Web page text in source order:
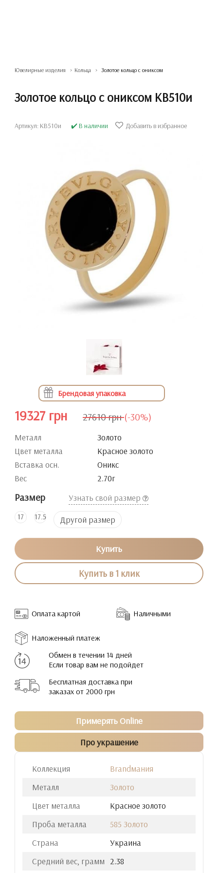
Ювелирные изделия Кольца Золотое кольцо с ониксом
Золотое кольцо с ониксом КВ510и
Артикул: КВ510и ✔️ В наличии Добавить в избранное
Брендовая упаковка
19327 грн 27610 грн (-30%)
Металл
Золото
Цвет металла
Красное золото
Вставка осн.
Оникс
Вес
2.70г
Размер Узнать свой размер
17 17.5 Другой размер
Купить
Купить в 1 клик
Оплата картой Наличными
Наложенный платеж
Обмен в течении 14 дней
Если товар вам не подойдет
Бесплатная доставка при
заказах от 2000 грн
Примерять Online
Про украшение
Коллекция
Brandмания
Металл
Золото
Цвет металла
Красное золото
Проба металла
585 Золото
Страна
Украина
Средний вес, грамм
2.38